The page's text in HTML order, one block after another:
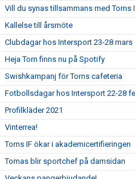
Vill du synas tillsammans med Torns
Kallelse till årsmöte
Clubdagar hos Intersport 23-28 mars
Heja Torn finns nu på Spotify
Swishkampanj för Torns cafeteria
Fotbollsdagar hos Intersport 22-28
Profilkläder 2021
Vinterrea!
Torns IF ökar i akademicertifieringen
Tomas blir sportchef på damsidan